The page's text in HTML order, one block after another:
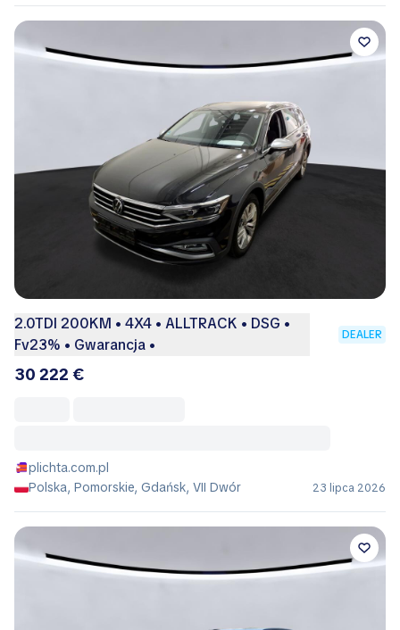
2.0TDI 200KM • 4X4 • ALLTRACK • DSG •
Fv23% • Gwarancja •
DEALER
30 222 €
plichta.com.pl
Polska, Pomorskie, Gdańsk, VII Dwór
23 lipca 2026